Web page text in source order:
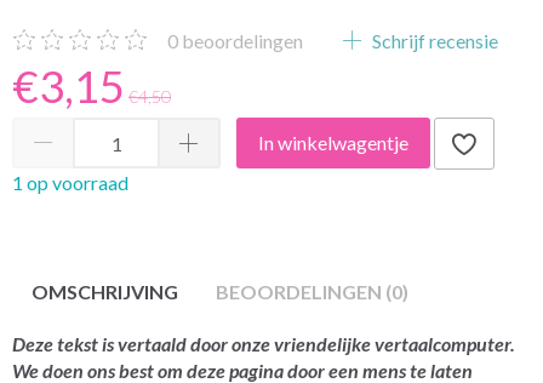
0 beoordelingen Schrijf recensie
€3,15 €4,50
In winkelwagentje
1 op voorraad
OMSCHRIJVING BEOORDELINGEN (0)
Deze tekst is vertaald door onze vriendelijke vertaalcomputer.
We doen ons best om deze pagina door een mens te laten